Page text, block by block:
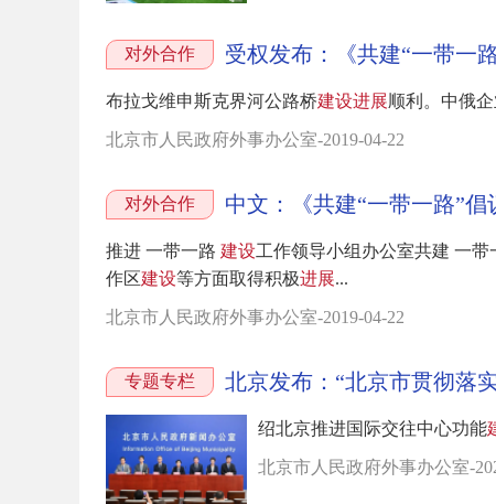
对外合作 受权发布：《共建“一带一
布拉戈维申斯克界河公路桥建设进展顺利。中俄
北京市人民政府外事办公室-2019-04-22
对外合作 中文：《共建“一带一路”倡
推进 一带一路 建设工作领导小组办公室共建 一带
作区建设等方面取得积极进展...
北京市人民政府外事办公室-2019-04-22
专题专栏
绍北京推进国际交往中心功能
北京市人民政府外事办公室-